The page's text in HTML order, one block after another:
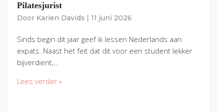
Pilatesjurist
Door Karien Davids 11 juni 2026
Sinds begin dit jaar geef ik lessen Nederlands aan
expats. Naast het feit dat dit voor een student lekker
bijverdient,…
Lees verder »